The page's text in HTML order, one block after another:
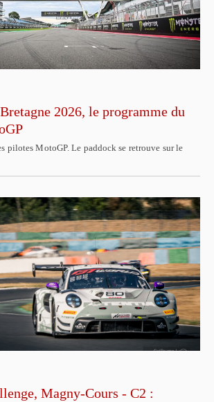
2026, le programme du
pilotes MotoGP. Le paddock se retrouve sur le
Magny-Cours - C2 :